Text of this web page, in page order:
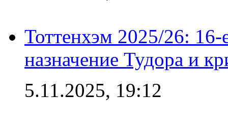
Тоттенхэм 2025/26:
назначение Тудора и
5.11.2025, 19:12